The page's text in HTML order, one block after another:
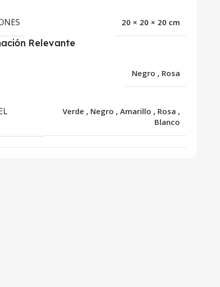
20 × 20 × 20 cm
Relevante
Negro , Rosa
Verde , Negro ,Amarillo , Rosa ,
Blanco